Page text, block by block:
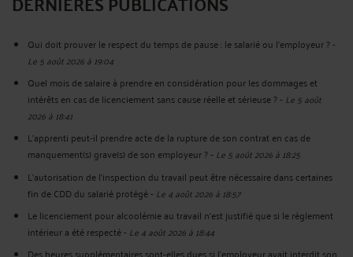
Qui doit prouver le respect du temps de pause : le salarié ou l'employeur ?-
Le 5 août 2026 à 19:04
Quel mois de salaire à prendre en considération pour les dommages et
intérêts en cas de licenciement sans cause réelle et sérieuse ?- Le 5 août
2026 à 18:41
L'apprenti peut-il prendre acte de la rupture de son contrat en cas de
manquement(s) grave(s) de son employeur ?- Le 5 août 2026 à 18:25
L'autorisation de l'inspection du travail peut être nécessaire dans certaines
fin de CDD du salarié protégé- Le 4 août 2026 à 18:57
Le licenciement pour alcoolémie au travail n'est justifié que si le règlement
intérieur a été respecté- Le 4 août 2026 à 18:44
Des heures supplémentaires sont-elles dues si l'employeur avait interdit son